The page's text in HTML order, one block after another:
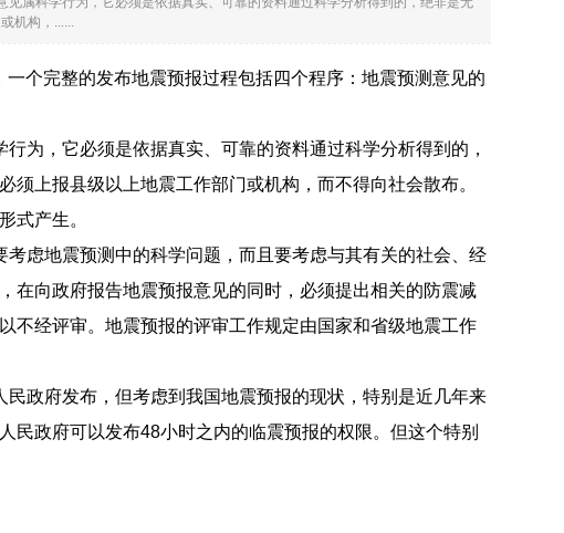
机构，......
个完整的发布地震预报过程包括四个程序：地震预测意见的
为，它必须是依据真实、可靠的资料通过科学分析得到的，
上报县级以上地震工作部门或机构，而不得向社会散布。
式产生。
虑地震预测中的科学问题，而且要考虑与其有关的社会、经
在向政府报告地震预报意见的同时，必须提出相关的防震减
不经评审。地震预报的评审工作规定由国家和省级地震工作
政府发布，但考虑到我国地震预报的现状，特别是近几年来
民政府可以发布48小时之内的临震预报的权限。但这个特别